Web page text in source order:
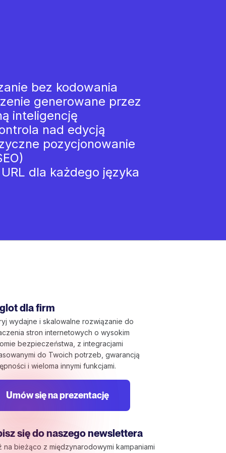
bez kodowania
generowane przez
inteligencję
nad edycją
pozycjonowanie
dla każdego języka
dla firm
wydajne i skalowalne rozwiązanie do
stron internetowych o wysokim
bezpieczeństwa, z integracjami
do Twoich potrzeb, gwarancją
i wieloma innymi funkcjami.
Umów się na prezentację
się do naszego newslettera
na bieżąco z międzynarodowymi kampaniami